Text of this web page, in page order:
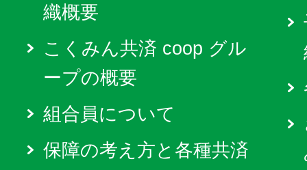
織概要
こくみん共済 coop グル
ープの概要
組合員について
保障の考え方と各種共済